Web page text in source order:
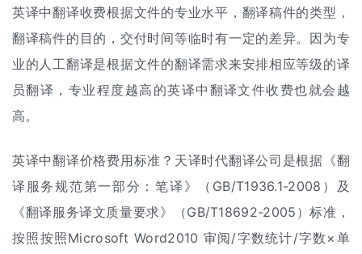
英译中翻译收费根据文件的专业水平，翻译稿件的类型，
翻译稿件的目的，交付时间等临时有一定的差异。因为专
业的人工翻译是根据文件的翻译需求来安排相应等级的译
员翻译，专业程度越高的英译中翻译文件收费也就会越
高。
英译中翻译价格费用标准？天译时代翻译公司是根据《翻
译服务规范第一部分：笔译》（GB/T1936.1-2008）及
《翻译服务译文质量要求》（GB/T18692-2005）标准，
按照按照Microsoft Word2010 审阅/字数统计/字数×单